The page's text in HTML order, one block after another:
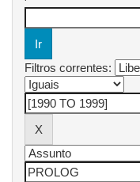
Filtros correntes: